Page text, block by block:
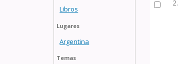
Libros
Lugares
Argentina
Temas
2.